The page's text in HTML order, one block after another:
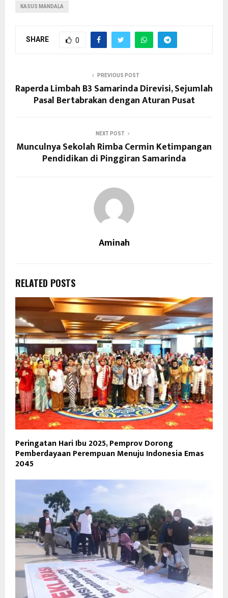
KASUS MANDALA
SHARE 0
PREVIOUS POST
Raperda Limbah B3 Samarinda Direvisi, Sejumlah
Pasal Bertabrakan dengan Aturan Pusat
NEXT POST
Munculnya Sekolah Rimba Cermin Ketimpangan
Pendidikan di Pinggiran Samarinda
Aminah
RELATED POSTS
Peringatan Hari Ibu 2025, Pemprov Dorong
Pemberdayaan Perempuan Menuju Indonesia Emas
2045